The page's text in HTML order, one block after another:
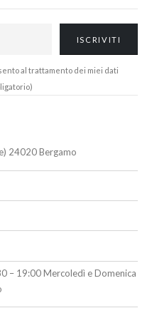
al trattamento dei miei dati
24020 Bergamo
– 19:00 Mercoledì e Domenica